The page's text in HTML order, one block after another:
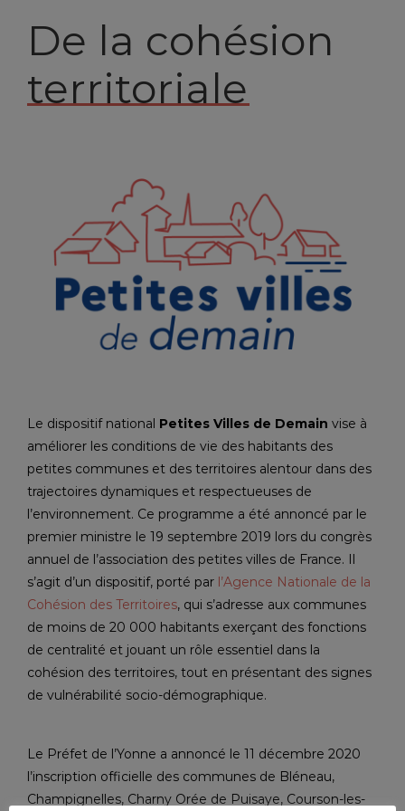
De la cohésion
territoriale
Le dispositif national Petites Villes de Demain vise à
améliorer les conditions de vie des habitants des
petites communes et des territoires alentour dans des
trajectoires dynamiques et respectueuses de
l’environnement. Ce programme a été annoncé par le
premier ministre le 19 septembre 2019 lors du congrès
annuel de l’association des petites villes de France. Il
s’agit d’un dispositif, porté par l’Agence Nationale de la
Cohésion des Territoires, qui s’adresse aux communes
de moins de 20 000 habitants exerçant des fonctions
de centralité et jouant un rôle essentiel dans la
cohésion des territoires, tout en présentant des signes
de vulnérabilité socio-démographique.
Le Préfet de l’Yonne a annoncé le 11 décembre 2020
l’inscription officielle des communes de Bléneau,
Champignelles, Charny Orée de Puisaye, Courson-les-